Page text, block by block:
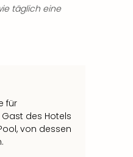
täglich eine
für
des Hotels
von dessen